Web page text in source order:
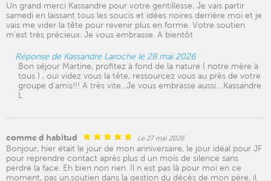
Un grand merci Kassandre pour votre gentillesse. Je vais partir
samedi en laissant tous les soucis et idées noires derrière moi et je
vais me vider la tête pour revenir plus en forme. Votre soutien
m'est très précieux. Je vous embrasse. A bientôt
Réponse de Kassandre Laroche le 28 mai 2026
Bon séjour Martine, profitez à fond de la nature ( notre mère à
tous ) , oui videz vous la tête, ressourcez vous au près de votre
groupe d'amis!!! A très vite...Je vous embrasse aussi....Kassandre
L
comme d habitud Le 27 mai 2026
Bonjour, hier était le jour de mon anniversaire, le jour idéal pour JF
pour reprendre contact après plus d un mois de silence sans
perdre la face. Eh bien non rien. Il n est pas là pour moi en ce
moment, pas un.soutien dans la gestion du décès de mon père, il